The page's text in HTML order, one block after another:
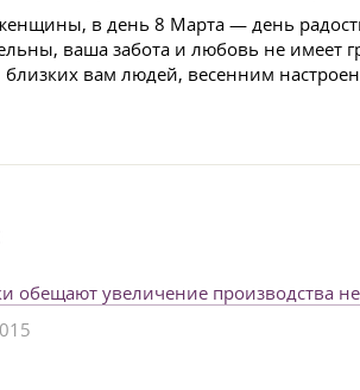
в день 8 Марта — день
ваша забота и любовь не имеет
вам людей, весенним
обещают увеличение производства